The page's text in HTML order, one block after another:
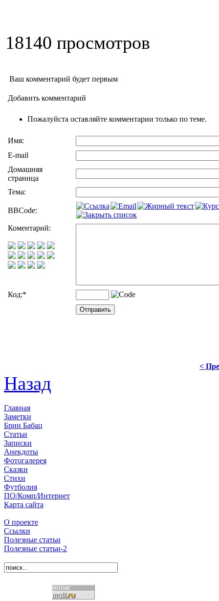
18140 просмотров
Ваш комментарий будет первым
Добавить комментарий
Пожалуйста оставляйте комментарии только по теме.
Имя:
E-mail
Домашняя
страница
Тема:
BBCode:
Коментарий:
Код:*
<
Назад
Главная
Заметки
Брин Бабац
Статьи
Записки
Анекдоты
Фотогалерея
Сказки
Стихи
Футболия
ПО/Комп/Интернет
Карта сайта
О проекте
Ссылки
Полезные статьи
Полезные статьи-2